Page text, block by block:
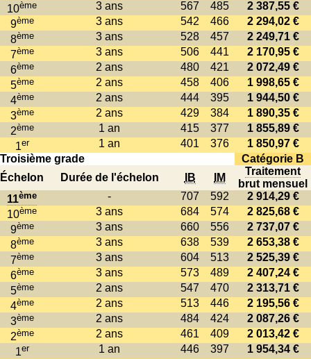
10ème 3 ans 567 485
2 387,55 €
9ème 3 ans 542 466
2 294,02 €
8ème 3 ans 528 457
2 249,71 €
7ème 3 ans 506 441
2 170,95 €
6ème 2 ans 480 421
2 072,49 €
5ème 2 ans 458 406
1 998,65 €
4ème 2 ans 444 395
1 944,50 €
3ème 2 ans 429 384
1 890,35 €
2ème 1 an 415 377
1 855,89 €
1er 1 an 401 376
1 850,97 €
Troisième grade
Catégorie B
Échelon
Durée de l'échelon IB IM
Traitement
brut mensuel
11ème - 707 592
2 914,29 €
10ème 3 ans 684 574
2 825,68 €
9ème 3 ans 660 556
2 737,07 €
8ème 3 ans 638 539
2 653,38 €
7ème 3 ans 604 513
2 525,39 €
6ème 3 ans 573 489
2 407,24 €
5ème 2 ans 547 470
2 313,71 €
4ème 2 ans 513 446
2 195,56 €
3ème 2 ans 484 424
2 087,26 €
2ème 2 ans 461 409
2 013,42 €
1er 1 an 446 397 1 954,34 €